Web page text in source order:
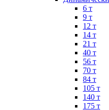
6 т
9 т
12 т
14 т
21 т
40 т
56 т
70 т
84 т
105 т
140 т
175 т